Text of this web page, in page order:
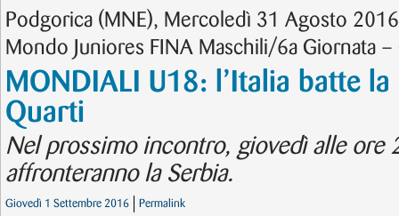
Podgorica (MNE), Mercoledì 31 Agosto
Mondo Juniores FINA Maschili/6a Giornata –
MONDIALI U18: l’Italia batte
Quarti
Nel prossimo incontro, giovedì alle ore
affronteranno la Serbia.
Giovedì 1 Settembre 2016 Permalink